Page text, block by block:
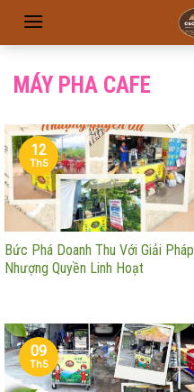
MÁY PHA CAFE
Bức Phá Doanh Thu Với Giải Pháp
Nhượng Quyền Linh Hoạt
12
Th5
09
Th5